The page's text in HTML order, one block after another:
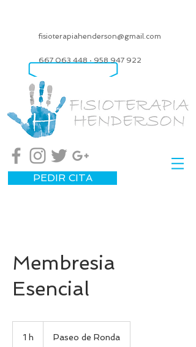
fisioterapiahenderson@gmail.com
667 063 448·958 947 922
PEDIR CITA
Membresia
Esencial
1 h Paseo de Ronda